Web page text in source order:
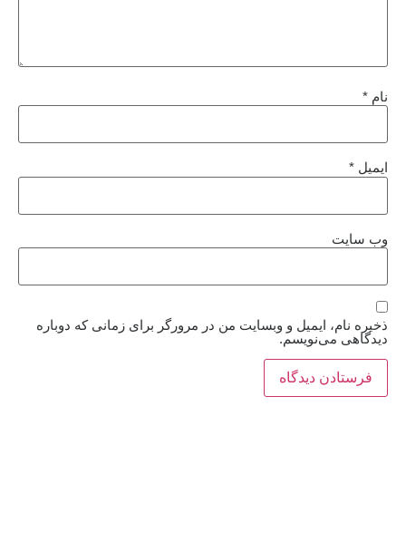
نام *
ایمیل *
وب‌ سایت
ذخیره نام، ایمیل و وبسایت من در مرورگر برای زمانی که دوباره
دیدگاهی می‌نویسم.